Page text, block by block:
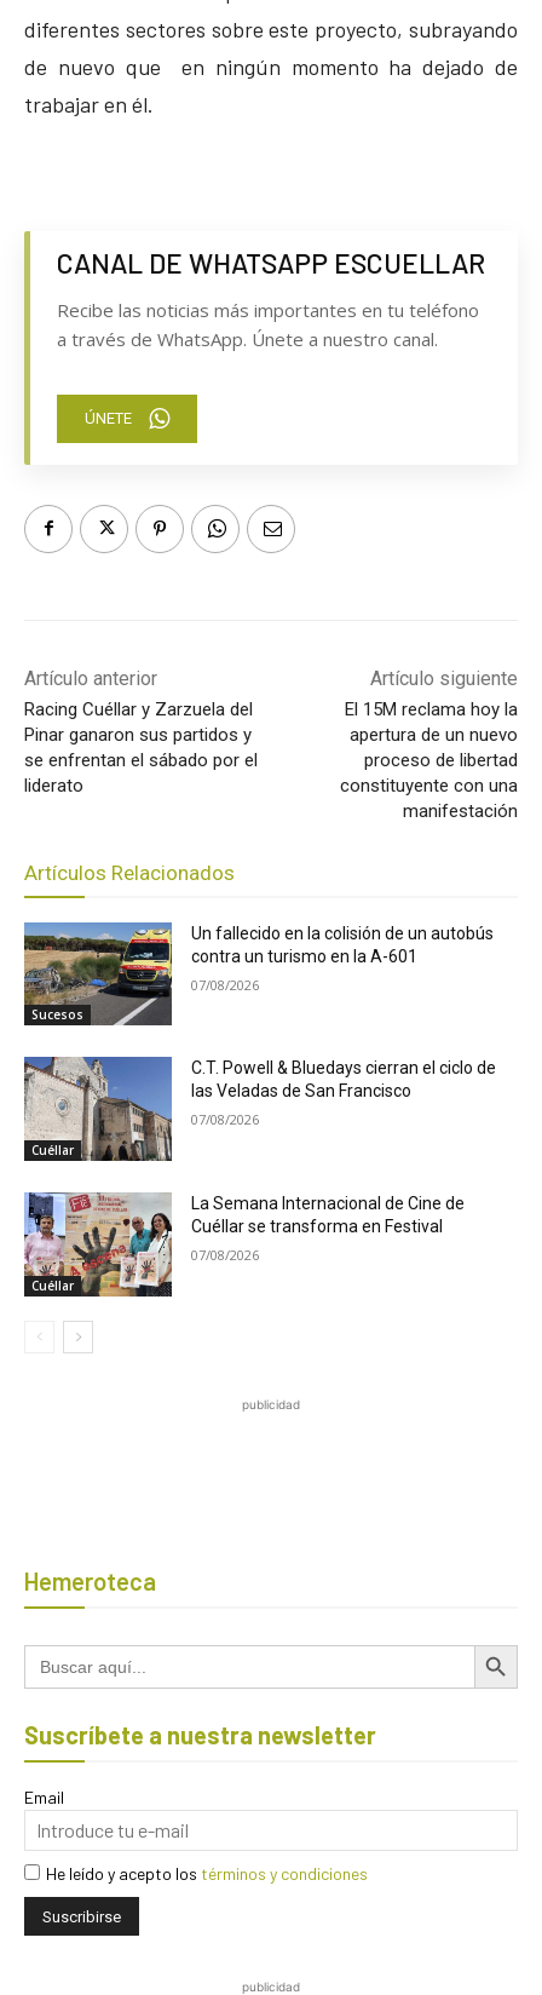
diferentes sectores sobre este proyecto, subrayando
de nuevo que en ningún momento ha dejado de
trabajar en él.
CANAL DE WHATSAPP ESCUELLAR
Recibe las noticias más importantes en tu teléfono
a través de WhatsApp. Únete a nuestro canal.
ÚNETE
Artículo anterior
Racing Cuéllar y Zarzuela del
Pinar ganaron sus partidos y
se enfrentan el sábado por el
liderato
Artículo siguiente
El 15M reclama hoy la
apertura de un nuevo
proceso de libertad
constituyente con una
manifestación
Artículos Relacionados
Sucesos
Un fallecido en la colisión de un autobús
contra un turismo en la A-601
07/08/2026
Cuéllar
C.T. Powell & Bluedays cierran el ciclo de
las Veladas de San Francisco
07/08/2026
Cuéllar
La Semana Internacional de Cine de
Cuéllar se transforma en Festival
07/08/2026
publicidad
Hemeroteca
Buscar: Botón de
Suscríbete a nuestra newsletter
Email
He leído y acepto los términos y condiciones
publicidad